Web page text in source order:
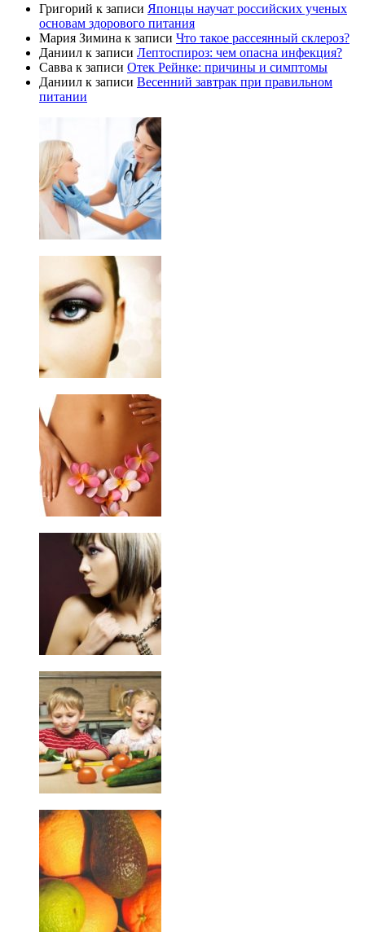
Григорий к записи Японцы научат российских ученых
основам здорового питания
Мария Зимина к записи Что такое рассеянный склероз?
Даниил к записи Лептоспироз: чем опасна инфекция?
Савва к записи Отек Рейнке: причины и симптомы
Даниил к записи Весенний завтрак при правильном
питании